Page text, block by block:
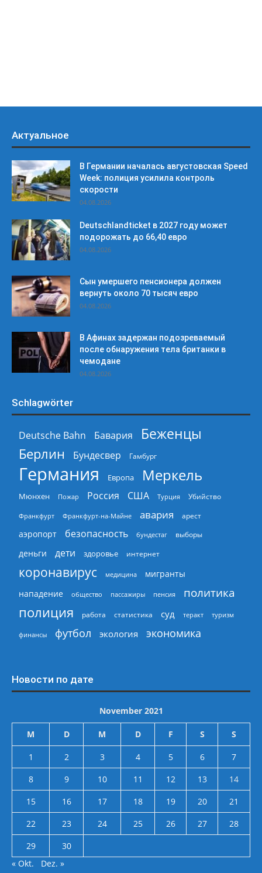
Актуальное
В Германии началась августовская Speed
Week: полиция усилила контроль
скорости
04.08.2026
Deutschlandticket в 2027 году может
подорожать до 66,40 евро
04.08.2026
Сын умершего пенсионера должен
вернуть около 70 тысяч евро
04.08.2026
В Афинах задержан подозреваемый
после обнаружения тела британки в
чемодане
04.08.2026
Schlagwörter
Deutsche Bahn Бавария
Беженцы
Берлин
Бундесвер Гамбург
Германия Европа Меркель
Мюнхен Пожар Россия США Турция Убийство
Франкфурт Франкфурт-на-Майне авария арест
аэропорт безопасность бундестаг выборы
деньги дети здоровье интернет
коронавирус медицина
мигранты
нападение
общество пассажиры пенсия политика
полиция работа статистика суд теракт туризм
финансы футбол экология экономика
Новости по дате
November 2021
M D M D F S S
1 2 3 4 5 6
7
8
9 10 11 12 13
14
15
16 17 18 19 20
21
22
23 24 25 26 27
28
29
30
« Okt.
Dez. »